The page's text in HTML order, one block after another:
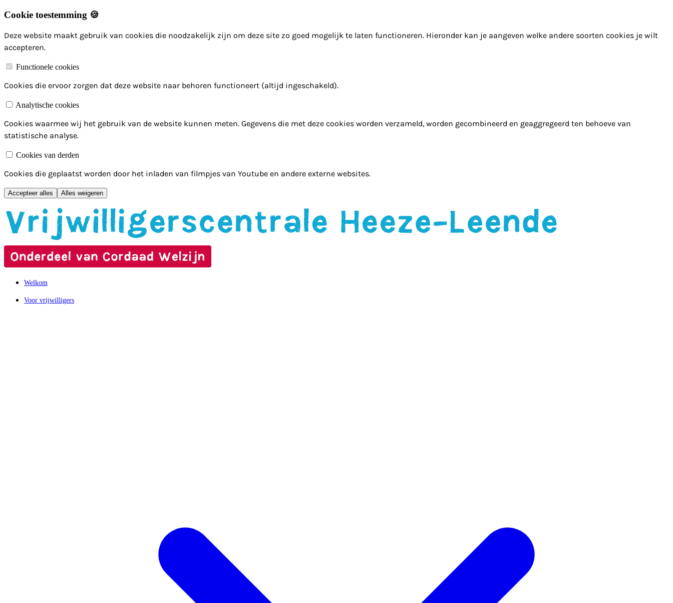
Cookie toestemming 🍪
Deze website maakt gebruik van cookies die noodzakelijk zijn om deze site zo goed mogelijk te laten functioneren. Hieronder kan je aangeven welke andere soorten cookies je wilt
accepteren.
Functionele cookies
Cookies die ervoor zorgen dat deze website naar behoren functioneert (altijd ingeschakeld).
Analytische cookies
Cookies waarmee wij het gebruik van de website kunnen meten. Gegevens die met deze cookies worden verzameld, worden gecombineerd en geaggregeerd ten behoeve van
statistische analyse.
Cookies van derden
Cookies die geplaatst worden door het inladen van filmpjes van Youtube en andere externe websites.
Accepteer alles Alles weigeren
Welkom
Voor vrijwilligers